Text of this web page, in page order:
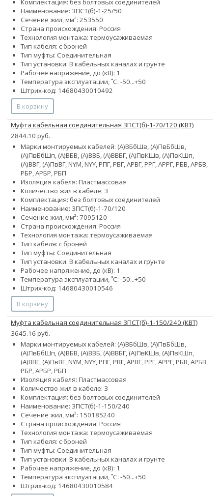
Комплектация: без болтовых соединителей
Наименование: 3ПСТ(б)-1-25/50
Сечение жил, мм²: 253550
Страна происхождения: Россия
Технология монтажа: термоусаживаемая
Тип кабеля: с броней
Тип муфты: Соединительная
Тип установки: В кабельных каналах и грунте
Рабочее напряжение, до (кВ): 1
Температура эксплуатации, ˚С: -50...+50
Штрих-код: 14680430010492
В корзину
Муфта кабельная соединительная 3ПСТ(б)-1-70/120 (КВТ)
2844.10 руб.
Марки монтируемых кабелей: (А)ВБбШв, (А)ПвБбШв,
(А)ПвБбШп, (А)ВБВ, (А)ВВБ, (А)ВВБГ, (А)ПвКШв, (А)ПвКШп,
(А)ВВГ, (А)ПвВГ, NYM, NYY, РПГ, РВГ, АРВГ, РРГ, АРРГ, РБВ, АРБВ,
РБР, АРБР, РБП
Изоляция кабеля: Пластмассовая
Количество жил в кабеле: 3
Комплектация: без болтовых соединителей
Наименование: 3ПСТ(б)-1-70/120
Сечение жил, мм²: 7095120
Страна происхождения: Россия
Технология монтажа: термоусаживаемая
Тип кабеля: с броней
Тип муфты: Соединительная
Тип установки: В кабельных каналах и грунте
Рабочее напряжение, до (кВ): 1
Температура эксплуатации, ˚С: -50...+50
Штрих-код: 14680430010546
В корзину
Муфта кабельная соединительная 3ПСТ(б)-1-150/240 (КВТ)
3645.16 руб.
Марки монтируемых кабелей: (А)ВБбШв, (А)ПвБбШв,
(А)ПвБбШп, (А)ВБВ, (А)ВВБ, (А)ВВБГ, (А)ПвКШв, (А)ПвКШп,
(А)ВВГ, (А)ПвВГ, NYM, NYY, РПГ, РВГ, АРВГ, РРГ, АРРГ, РБВ, АРБВ,
РБР, АРБР, РБП
Изоляция кабеля: Пластмассовая
Количество жил в кабеле: 3
Комплектация: без болтовых соединителей
Наименование: 3ПСТ(б)-1-150/240
Сечение жил, мм²: 150185240
Страна происхождения: Россия
Технология монтажа: термоусаживаемая
Тип кабеля: с броней
Тип муфты: Соединительная
Тип установки: В кабельных каналах и грунте
Рабочее напряжение, до (кВ): 1
Температура эксплуатации, ˚С: -50...+50
Штрих-код: 14680430010584